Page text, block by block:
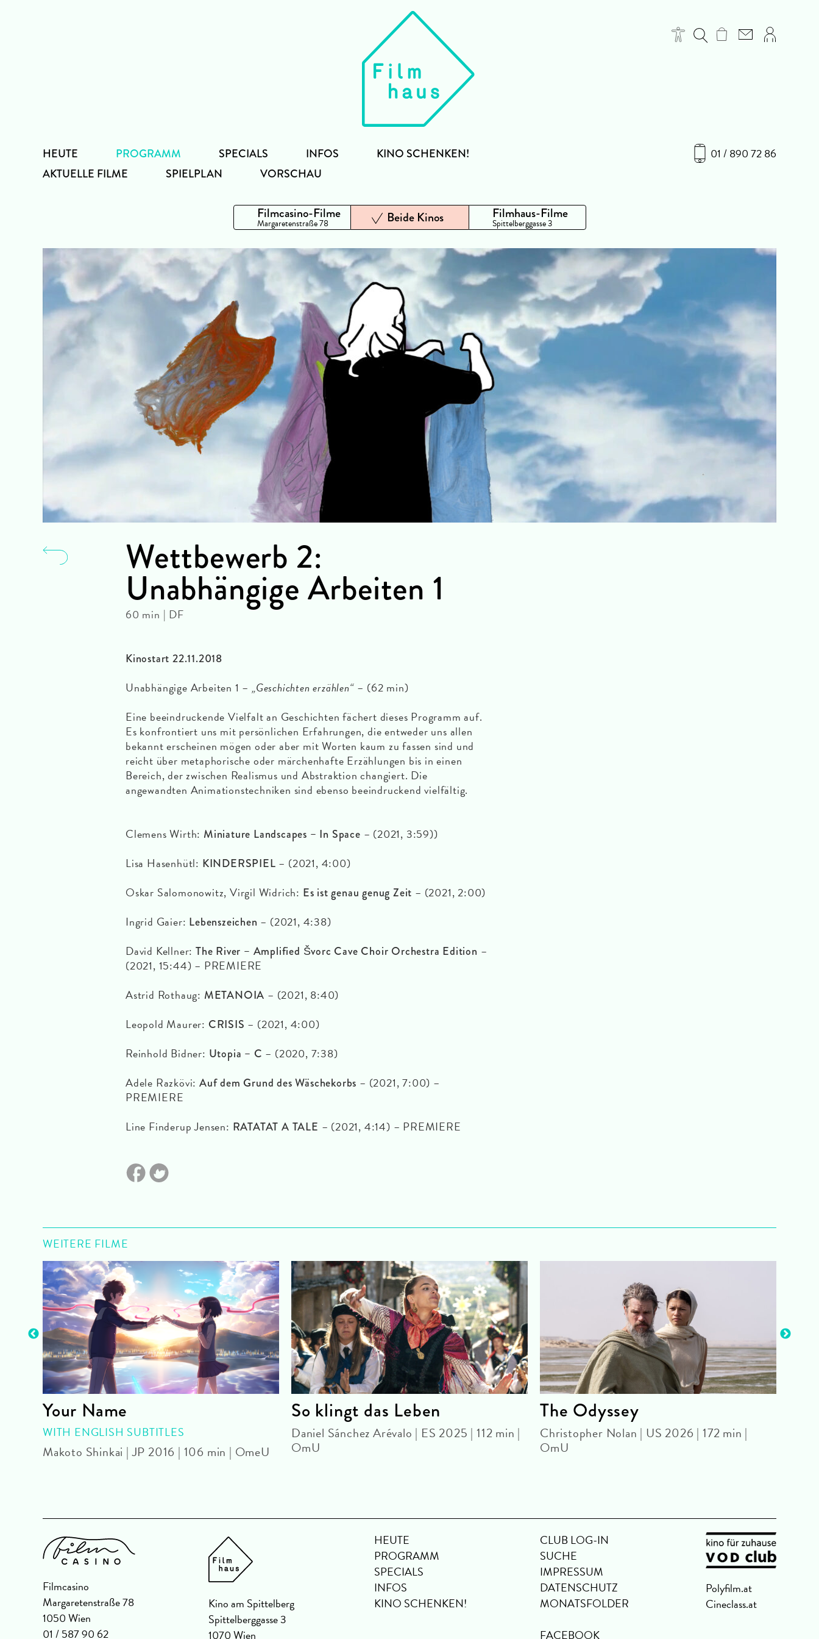
01 / 890 72 86
HEUTE
PROGRAMM
AKTUELLE FILME
SPIELPLAN VORSCHAU
SPECIALS INFOS KINO SCHENKEN!
Filmcasino-Filme
Margaretenstraße 78 Beide Kinos Filmhaus-Filme
Spittelberggasse 3
Wettbewerb 2:
Unabhängige Arbeiten 1
60 min | DF
Kinostart 22.11.2018
Unabhängige Arbeiten 1 – „Geschichten erzählen“ – (62 min)
Eine beeindruckende Vielfalt an Geschichten fächert dieses Programm auf.
Es konfrontiert uns mit persönlichen Erfahrungen, die entweder uns allen
bekannt erscheinen mögen oder aber mit Worten kaum zu fassen sind und
reicht über metaphorische oder märchenhafte Erzählungen bis in einen
Bereich, der zwischen Realismus und Abstraktion changiert. Die
angewandten Animationstechniken sind ebenso beeindruckend vielfältig.
Clemens Wirth: Miniature Landscapes – In Space – (2021, 3:59))
Lisa Hasenhütl: KINDERSPIEL – (2021, 4:00)
Oskar Salomonowitz, Virgil Widrich: Es ist genau genug Zeit – (2021, 2:00)
Ingrid Gaier: Lebenszeichen – (2021, 4:38)
David Kellner: The River – Amplified Švorc Cave Choir Orchestra Edition –
(2021, 15:44) – PREMIERE
Astrid Rothaug: METANOIA – (2021, 8:40)
Leopold Maurer: CRISIS – (2021, 4:00)
Reinhold Bidner: Utopia – C – (2020, 7:38)
Adele Razkövi: Auf dem Grund des Wäschekorbs – (2021, 7:00) –
PREMIERE
Line Finderup Jensen: RATATAT A TALE – (2021, 4:14) – PREMIERE
WEITERE FILME
Your Name
WITH ENGLISH SUBTITLES
Makoto Shinkai | JP 2016 | 106 min | OmeU
So klingt das Leben
Daniel Sánchez Arévalo | ES 2025 | 112 min |
OmU
The Odyssey
Christopher Nolan | US 2026 | 172 min |
OmU
Filmcasino
Margaretenstraße 78
1050 Wien
01 / 587 90 62
Kino am Spittelberg
Spittelberggasse 3
1070 Wien
HEUTE
PROGRAMM
SPECIALS
INFOS
KINO SCHENKEN!
CLUB LOG-IN
SUCHE
IMPRESSUM
DATENSCHUTZ
MONATSFOLDER
FACEBOOK
Polyfilm.at
Cineclass.at